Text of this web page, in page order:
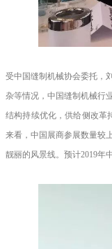
受中国缝制机械协会委托，
杂等情况，中国缝制机械行
结构持续优化，供给侧改革
来看，中国展商参展数量较
靓丽的风景线。预计2019年